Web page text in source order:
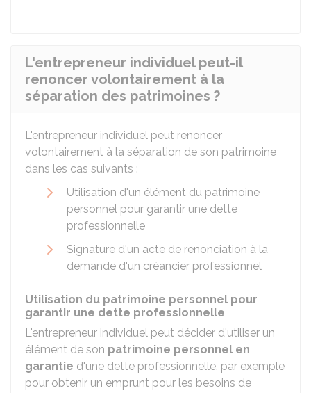
L'entrepreneur individuel peut-il
renoncer volontairement à la
séparation des patrimoines ?
L'entrepreneur individuel peut renoncer
volontairement à la séparation de son patrimoine
dans les cas suivants :
Utilisation d'un élément du patrimoine
personnel pour garantir une dette
professionnelle
Signature d'un acte de renonciation à la
demande d'un créancier professionnel
Utilisation du patrimoine personnel pour
garantir une dette professionnelle
L'entrepreneur individuel peut décider d'utiliser un
élément de son patrimoine personnel en
garantie d'une dette professionnelle, par exemple
pour obtenir un emprunt pour les besoins de